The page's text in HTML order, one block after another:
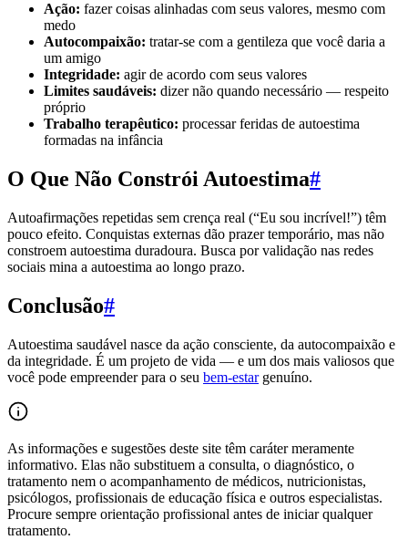
Ação: fazer coisas alinhadas com seus valores, mesmo com
medo
Autocompaixão: tratar-se com a gentileza que você daria a
um amigo
Integridade: agir de acordo com seus valores
Limites saudáveis: dizer não quando necessário — respeito
próprio
Trabalho terapêutico: processar feridas de autoestima
formadas na infância
O Que Não Constrói Autoestima#
Autoafirmações repetidas sem crença real (“Eu sou incrível!”) têm
pouco efeito. Conquistas externas dão prazer temporário, mas não
constroem autoestima duradoura. Busca por validação nas redes
sociais mina a autoestima ao longo prazo.
Conclusão#
Autoestima saudável nasce da ação consciente, da autocompaixão e
da integridade. É um projeto de vida — e um dos mais valiosos que
você pode empreender para o seu bem-estargenuíno.
As informações e sugestões deste site têm caráter meramente
informativo. Elas não substituem a consulta, o diagnóstico, o
tratamento nem o acompanhamento de médicos, nutricionistas,
psicólogos, profissionais de educação física e outros especialistas.
Procure sempre orientação profissional antes de iniciar qualquer
tratamento.